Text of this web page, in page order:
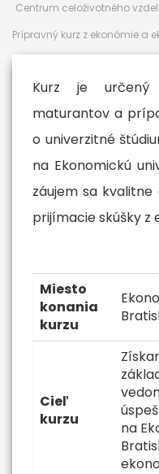
Centrum celoživotného
Prípravný kurz z ekonómie a
Kurz je určený
maturantov a
o univerzitné
na Ekonomickú
záujem sa
prijímacie skúšky z
Miesto
konania
kurzu
Cieľ
kurzu
na